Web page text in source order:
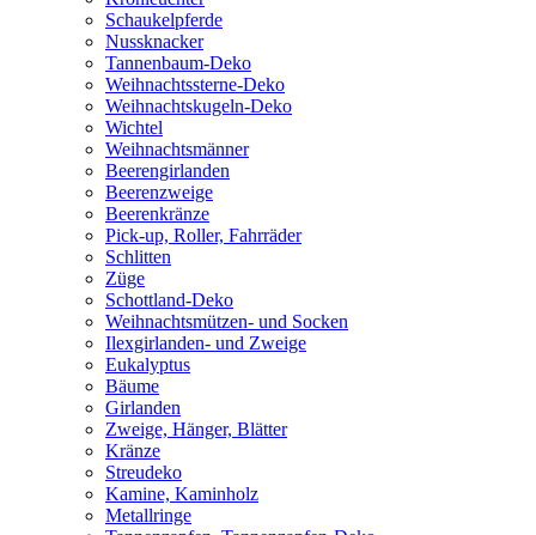
Schaukelpferde
Nussknacker
Tannenbaum-Deko
Weihnachtssterne-Deko
Weihnachtskugeln-Deko
Wichtel
Weihnachtsmänner
Beerengirlanden
Beerenzweige
Beerenkränze
Pick-up, Roller, Fahrräder
Schlitten
Züge
Schottland-Deko
Weihnachtsmützen- und Socken
Ilexgirlanden- und Zweige
Eukalyptus
Bäume
Girlanden
Zweige, Hänger, Blätter
Kränze
Streudeko
Kamine, Kaminholz
Metallringe